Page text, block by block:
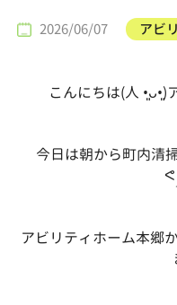
2026/06/07 アビ
こんにちは(⁠人⁠
今日は朝から町内清
アビリティホーム本郷